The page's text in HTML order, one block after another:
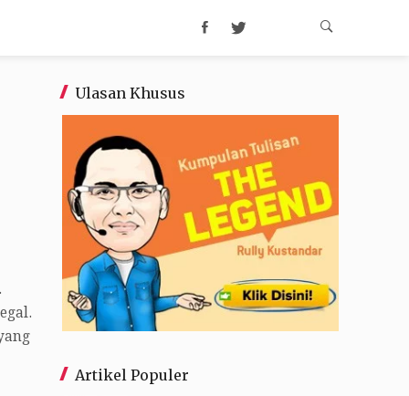
Ulasan Khusus
Artikel Populer